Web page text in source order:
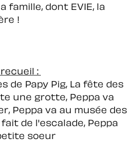
famille, dont EVIE, la
!
:
de Papy Pig, La fête des
une grotte, Peppa va
Peppa va au musée des
de l'escalade, Peppa
soeur